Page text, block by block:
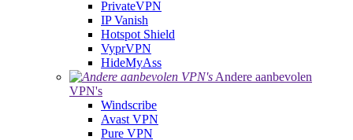
PrivateVPN
IP Vanish
Hotspot Shield
VyprVPN
HideMyAss
Andere aanbevolen
VPN's
Windscribe
Avast VPN
Pure VPN